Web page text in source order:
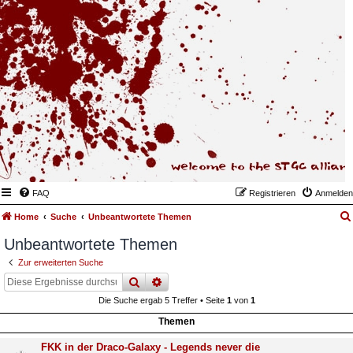
FAQ Anmelden
Registrieren
Home Suche Unbeantwortete Themen
Unbeantwortete Themen
Zur erweiterten Suche
sucheerweiterte
Die Suche ergab 5 Treffer • Seite 1von 1
Themen
FKK in der Draco-Galaxy - Legends never die